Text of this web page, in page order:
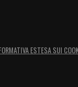
ESTESA SUI